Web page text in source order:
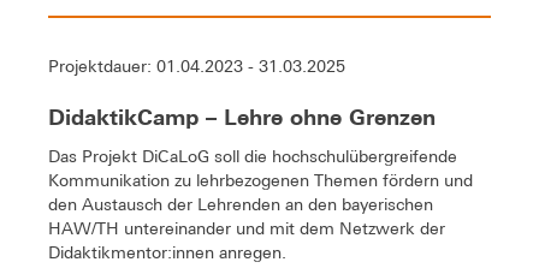
Projektdauer: 01.04.2023 - 31.03.2025
DidaktikCamp – Lehre ohne Grenzen
Das Projekt DiCaLoG soll die hochschulübergreifende
Kommunikation zu lehrbezogenen Themen fördern und
den Austausch der Lehrenden an den bayerischen
HAW/TH untereinander und mit dem Netzwerk der
Didaktikmentor:innen anregen.